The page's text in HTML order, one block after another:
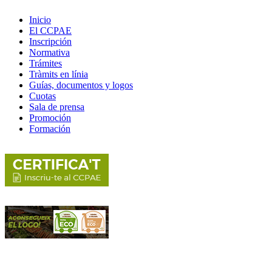
Inicio
El CCPAE
Inscripción
Normativa
Trámites
Tràmits en línia
Guías, documentos y logos
Cuotas
Sala de prensa
Promoción
Formación